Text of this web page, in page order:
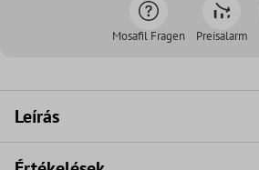
Mosafil Fragen Preisalarm
Leírás